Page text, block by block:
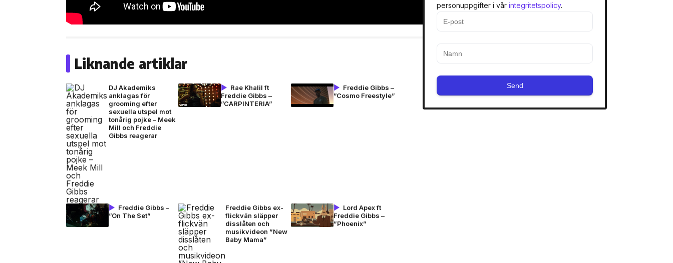
Liknande artiklar
DJ Akademiks
anklagas för
grooming efter
sexuella utspel mot
tonårig pojke – Meek
Mill och Freddie
Gibbs reagerar
Rae Khalil ft
Freddie Gibbs –
”CARPINTERIA”
Freddie Gibbs –
”Cosmo Freestyle”
Freddie Gibbs –
”On The Set”
Freddie Gibbs ex-
flickvän släpper
disslåten och
musikvideon ”New
Baby Mama”
Lord Apex ft
Freddie Gibbs –
”Phoenix”
personuppgifter i vår integritetspolicy.
Send